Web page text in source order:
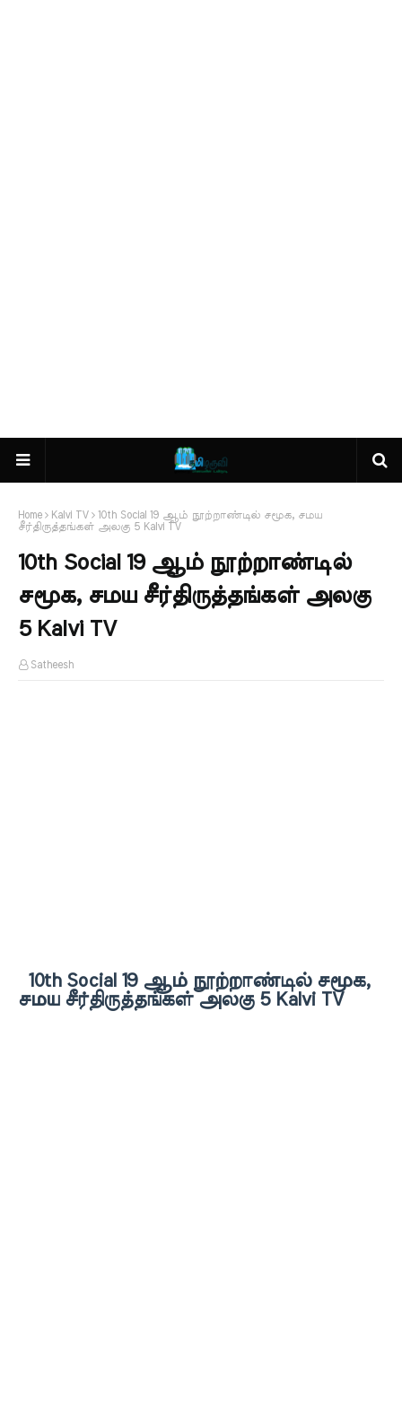
Home Kalvi TV
10th Social 19 ஆம் நூற்றாண்டில் சமூக, சமய
சீர்திருத்தங்கள் அலகு 5 Kalvi TV
10th Social 19 ஆம் நூற்றாண்டில்
சமூக, சமய சீர்திருத்தங்கள் அலகு
5 Kalvi TV
Satheesh
10th Social 19 ஆம் நூற்றாண்டில் சமூக,
சமய சீர்திருத்தங்கள் அலகு 5 Kalvi TV